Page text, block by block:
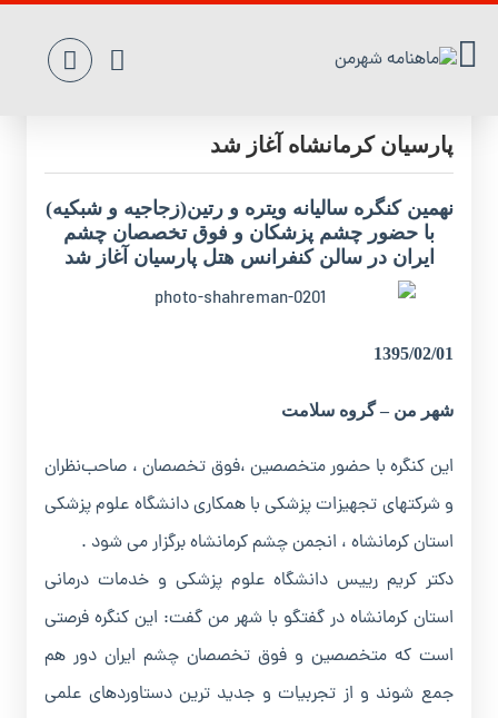
نهمین کنگره سالیانه زجاجیه و شبکیه در هتل
پارسیان کرمانشاه آغاز شد
نهمین کنگره سالیانه ویتره و رتین(زجاجیه و شبکیه)
با حضور چشم پزشکان و فوق تخصصان چشم
ایران در سالن کنفرانس هتل پارسیان آغاز شد
1395/02/01
شهر من – گروه سلامت
این کنگره با حضور متخصصین ،فوق تخصصان ، صاحب‌نظران
و شرکتهای تجهیزات پزشکی با همکاری دانشگاه علوم پزشکی
استان کرمانشاه ، انجمن چشم کرمانشاه برگزار می شود .
دکتر کریم رییس دانشگاه علوم پزشکی و خدمات درمانی
استان کرمانشاه در گفتگو با شهر من گفت: این کنگره فرصتی
است که متخصصین و فوق تخصصان چشم ایران دور هم
جمع شوند و از تجربیات و جدید ترین دستاوردهای علمی